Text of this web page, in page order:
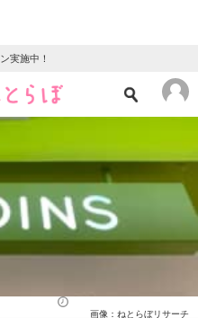
実施中！
クイズ
地域
教育・育児
画像：ねとらぼリサーチ